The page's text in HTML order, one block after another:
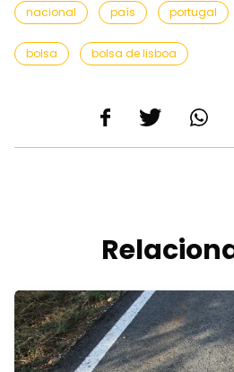
nacional país portugal
bolsa bolsa de lisboa